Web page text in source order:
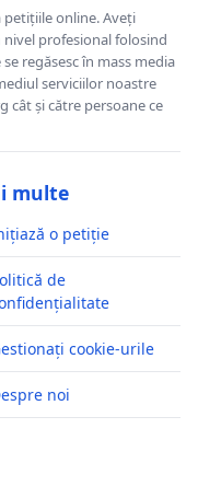
petițiile online. Aveți
profesional folosind
regăsesc în mass media
serviciilor noastre
cât și către persoane ce
multe
o petiție
de
cookie-urile
noi